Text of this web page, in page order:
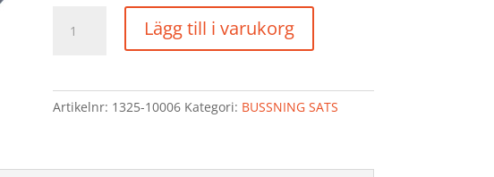
SATS
38,7/44,5/41
Lägg till i varukorg
Artikelnr: 1325-10006 Kategori: BUSSNING SATS